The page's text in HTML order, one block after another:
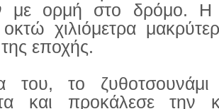
με ορμή στο δρόμο. Η
οκτώ χιλιόμετρα
εποχής.
του, το
και προκάλεσε την